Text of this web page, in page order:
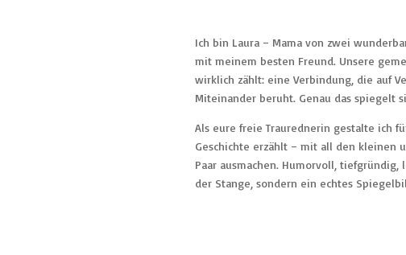
Ich bin Laura – Mama von zwei
mit meinem besten Freund. Unsere
wirklich zählt: eine Verbindung, die auf
Miteinander beruht. Genau das spiegelt
Als eure freie Traurednerin gestalte ich
Geschichte erzählt – mit all den kleinen
Paar ausmachen. Humorvoll,
der Stange, sondern ein echtes